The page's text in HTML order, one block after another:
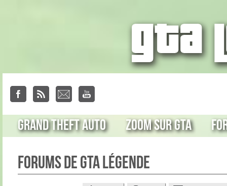
Grand Theft Auto Zoom sur GTA
Forums de GTA Légende